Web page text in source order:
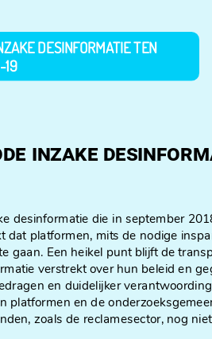
DESINFORMATIE TEN
19
inzake
desinformatie die in september
dat platformen, mits de nodige
gaan. Een heikel punt blijft de
verstrekt over hun beleid en
en duidelijker
platformen en de
zoals de reclamesector, nog